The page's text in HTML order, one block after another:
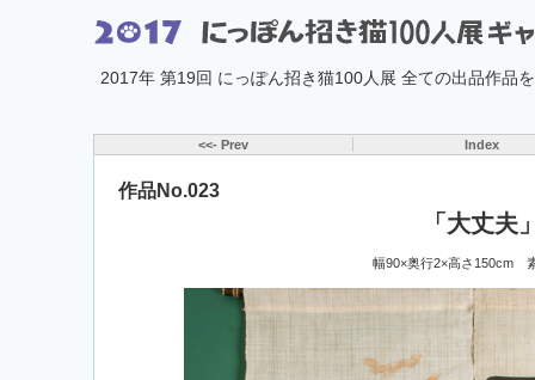
2017年 第19回 にっぽん招き猫100人展 全ての出品作品
<<- Prev Index
作品No.023
「大丈夫
幅90×奥行2×高さ150cm